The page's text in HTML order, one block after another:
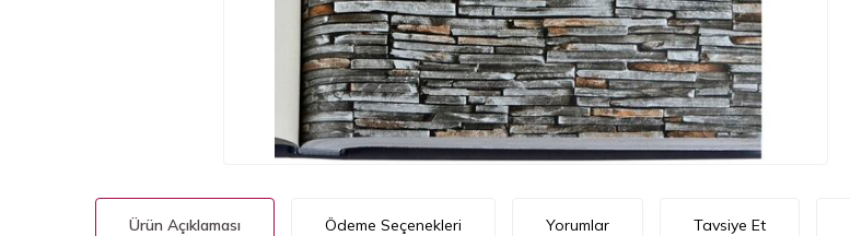
Ürün Açıklaması Ödeme Seçenekleri Yorumlar Tavsiye Et